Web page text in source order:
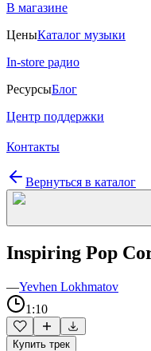
В магазине
ЦеныКаталог музыки
In-store радио
РесурсыБлог
Центр поддержки
Контакты
Вернуться в каталог
Inspiring Pop
—Yevhen Lokhmatov
1:10
Купить трек